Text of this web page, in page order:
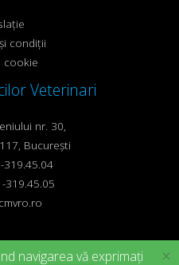
condiții
cookie
Veterinari
nr. 30,
București
319.45.04
319.45.05
×
navigarea vă exprimați